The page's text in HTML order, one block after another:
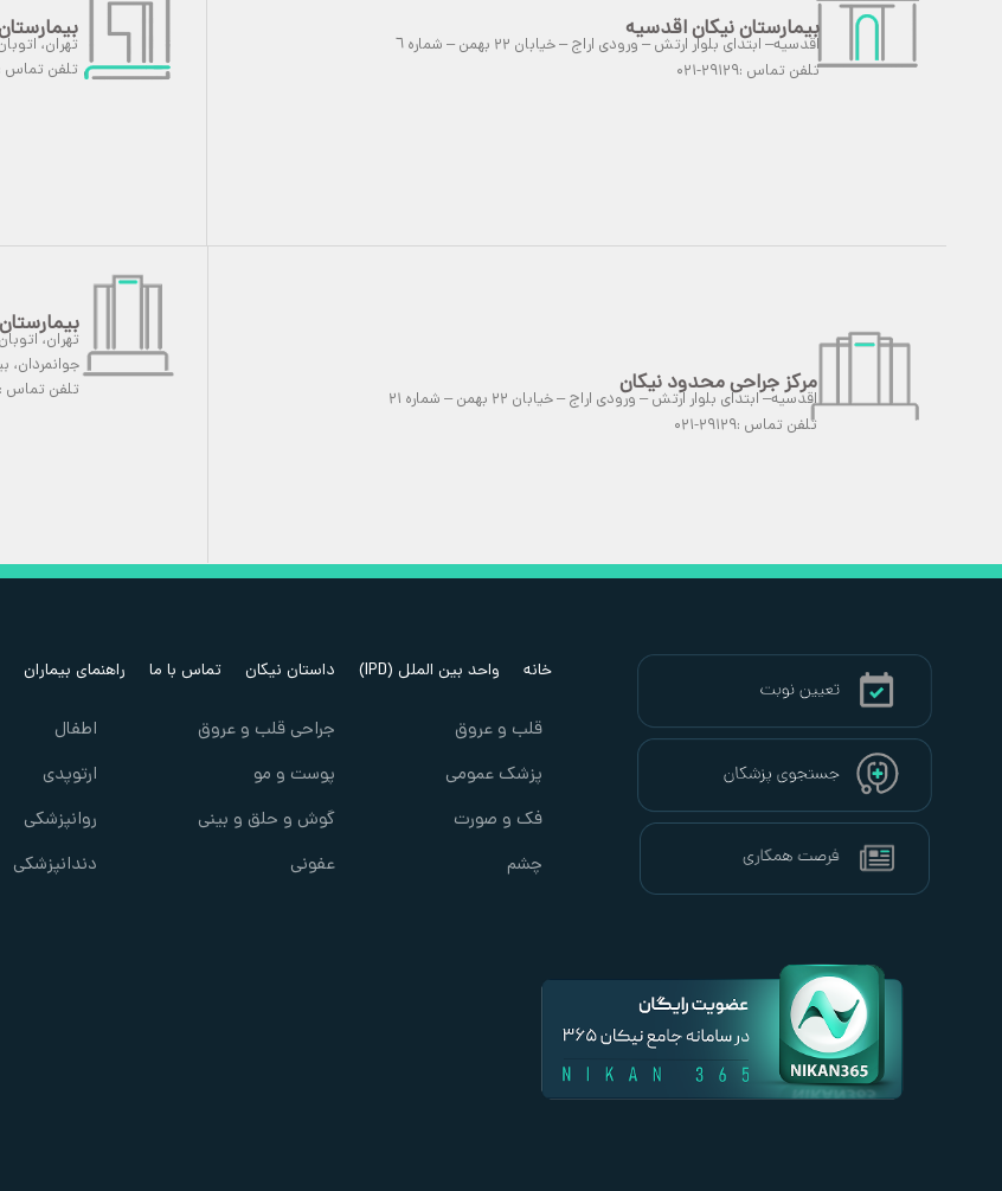
بیمارستان نیکان اقدسیه
اقدسیه– ابتدای بلوار ارتش – ورودی اراج – خیابان ٢٢ بهمن – شماره ٦
تلفن تماس :۲۹۱۲۹-۰۲۱
تهران،
تلفن تماس :۲۹۱۲۹-۰۲۱
مرکز جراحی محدود نیکان
اقدسیه– ابتدای بلوار ارتش – ورودی اراج – خیابان ٢٢ بهمن – شماره ۲۱
تلفن تماس :۲۹۱۲۹-۰۲۱
تهران،
جوانمردان،
تلفن تماس :۲۹۱۲۹-۰۲۱
خانه واحد بین الملل (IPD) داستان نیکان تماس با ما راهنمای بیماران
قلب و عروق
پزشک عمومی
فک و صورت
چشم
جراحی قلب و عروق
پوست و مو
گوش و حلق و بینی
عفونی
اطفال
ارتوپدی
روانپزشکی
دندانپزشکی